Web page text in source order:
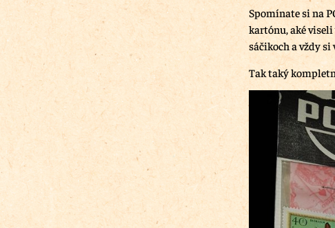
Spomínate si na
kartónu, aké
sáčikoch a vždy
Tak taký